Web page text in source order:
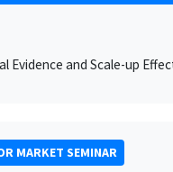
Evidence and Scale-up
MARKET SEMINAR